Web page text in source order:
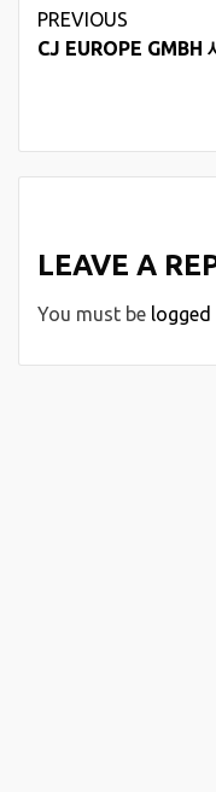
Continue
Reading
PREVIOUS
CJ EUROPE GMBH
LEAVE A
You must be logged